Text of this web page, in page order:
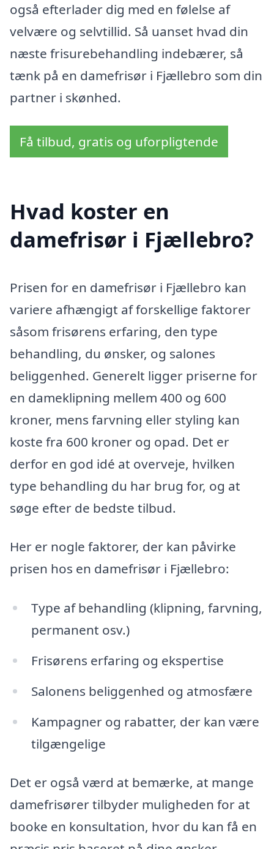
også efterlader dig med en følelse af
velvære og selvtillid. Så uanset hvad din
næste frisurebehandling indebærer, så
tænk på en damefrisør i Fjællebro som din
partner i skønhed.
Få tilbud, gratis og uforpligtende
Hvad koster en
damefrisør i Fjællebro?
Prisen for en damefrisør i Fjællebro kan
variere afhængigt af forskellige faktorer
såsom frisørens erfaring, den type
behandling, du ønsker, og salones
beliggenhed. Generelt ligger priserne for
en dameklipning mellem 400 og 600
kroner, mens farvning eller styling kan
koste fra 600 kroner og opad. Det er
derfor en god idé at overveje, hvilken
type behandling du har brug for, og at
søge efter de bedste tilbud.
Her er nogle faktorer, der kan påvirke
prisen hos en damefrisør i Fjællebro:
Type af behandling (klipning, farvning,
permanent osv.)
Frisørens erfaring og ekspertise
Salonens beliggenhed og atmosfære
Kampagner og rabatter, der kan være
tilgængelige
Det er også værd at bemærke, at mange
damefrisører tilbyder muligheden for at
booke en konsultation, hvor du kan få en